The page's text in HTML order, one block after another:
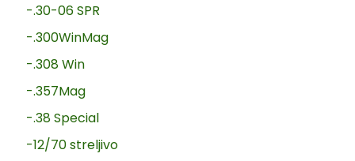
-.30-06 SPR
-.300WinMag
-.308 Win
-.357Mag
-.38 Special
-12/70 streljivo